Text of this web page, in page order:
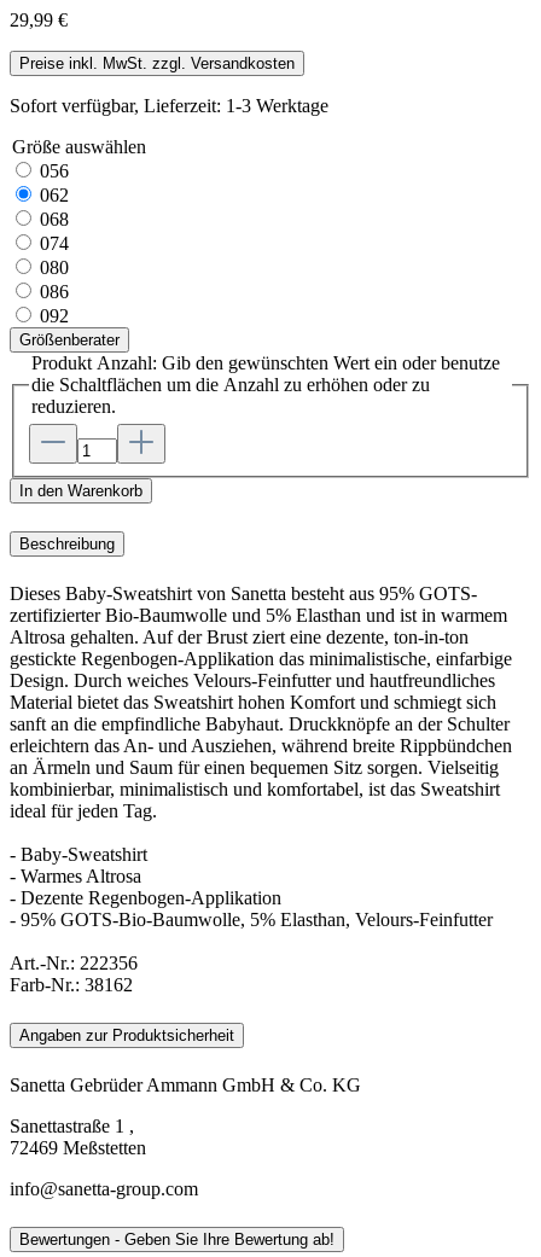
29,99 €
Preise inkl. MwSt. zzgl. Versandkosten
Sofort verfügbar, Lieferzeit: 1-3 Werktage
Größe auswählen
056
062
068
074
080
086
092
Größenberater
Produkt Anzahl: Gib den gewünschten Wert ein oder benutze
die Schaltflächen um die Anzahl zu erhöhen oder zu
reduzieren.
In den Warenkorb
Beschreibung
Dieses Baby-Sweatshirt von Sanetta besteht aus 95% GOTS-
zertifizierter Bio-Baumwolle und 5% Elasthan und ist in warmem
Altrosa gehalten. Auf der Brust ziert eine dezente, ton-in-ton
gestickte Regenbogen-Applikation das minimalistische, einfarbige
Design. Durch weiches Velours-Feinfutter und hautfreundliches
Material bietet das Sweatshirt hohen Komfort und schmiegt sich
sanft an die empfindliche Babyhaut. Druckknöpfe an der Schulter
erleichtern das An- und Ausziehen, während breite Rippbündchen
an Ärmeln und Saum für einen bequemen Sitz sorgen. Vielseitig
kombinierbar, minimalistisch und komfortabel, ist das Sweatshirt
ideal für jeden Tag.
- Baby-Sweatshirt
- Warmes Altrosa
- Dezente Regenbogen-Applikation
- 95% GOTS-Bio-Baumwolle, 5% Elasthan, Velours-Feinfutter
Art.-Nr.: 222356
Farb-Nr.: 38162
Angaben zur Produktsicherheit
Sanetta Gebrüder Ammann GmbH & Co. KG
Sanettastraße 1 ,
72469 Meßstetten
info@sanetta-group.com
Bewertungen - Geben Sie Ihre Bewertung ab!